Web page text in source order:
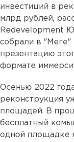
инвестиций в
млрд рублей,
Redevelopment
собрали в "Меге"
презентацию
формате
Осенью 2022
реконструкция
площадей. В
бесплатный
одной площадке